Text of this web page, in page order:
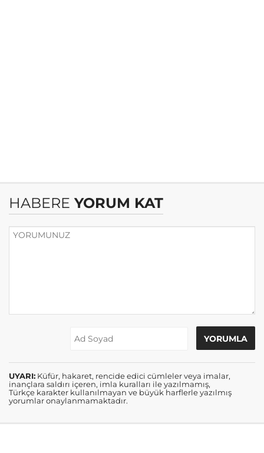
HABERE YORUM KAT
UYARI: Küfür, hakaret, rencide edici cümleler veya imalar,
inançlara saldırı içeren, imla kuralları ile yazılmamış,
Türkçe karakter kullanılmayan ve büyük harflerle yazılmış
yorumlar onaylanmamaktadır.